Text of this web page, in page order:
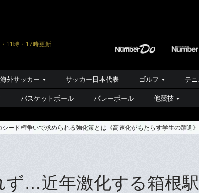
11時・17時更新
海外サッカー サッカー日本代表 ゴルフ テニ
バスケットボール バレーボール 他競技
ド権争いで求められる強化策とは《高速化がもたらす学生の躍進》
ず…近年激化する箱根